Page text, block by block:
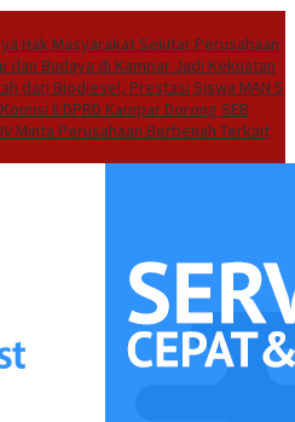
Hak Masyarakat Sekitar Perusahaan
dan Budaya di Kampar Jadi Kekuatan
dari Biodiesel, Prestasi Siswa MAN 5
Komisi II DPRD Kampar Dorong SEB
Minta Perusahaan Berbenah Terkait